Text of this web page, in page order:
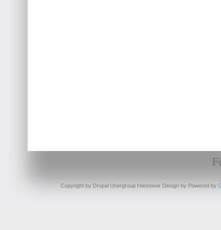
Copyright by Drupal Usergroup Hannover Design by Powered by